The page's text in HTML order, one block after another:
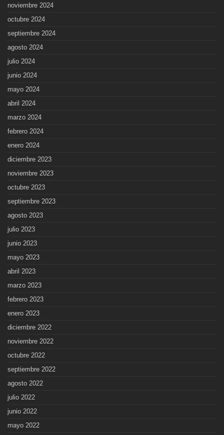
noviembre 2024
octubre 2024
septiembre 2024
agosto 2024
julio 2024
junio 2024
mayo 2024
abril 2024
marzo 2024
febrero 2024
enero 2024
diciembre 2023
noviembre 2023
octubre 2023
septiembre 2023
agosto 2023
julio 2023
junio 2023
mayo 2023
abril 2023
marzo 2023
febrero 2023
enero 2023
diciembre 2022
noviembre 2022
octubre 2022
septiembre 2022
agosto 2022
julio 2022
junio 2022
mayo 2022